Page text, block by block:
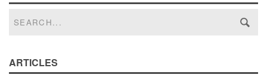
ARTICLES